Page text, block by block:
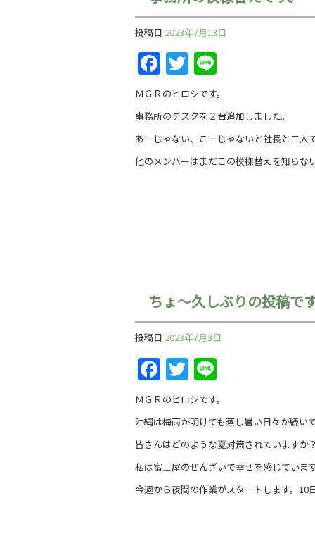
投稿日 2023年7月13日
Facebook
Twitter
ＭＧＲのヒロシです。
事務所のデスクを２台追加しました。
あーじゃない、こーじゃないと社長と二人
他のメンバーはまだこの模様替えを知らな
ちょ～久しぶりの投稿です
投稿日 2023年7月3日
Facebook
Twitter
ＭＧＲのヒロシです。
沖縄は梅雨が明けても蒸し暑い日々が続い
皆さんはどのような夏対策されていますか？
私は富士屋のぜんざいで幸せを感じていま
今週から夜間の作業がスタートします。10